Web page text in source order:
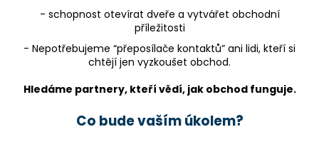
- schopnost otevírat dveře a vytvářet obchodní
příležitosti
- Nepotřebujeme “přeposílače kontaktů” ani lidi, kteří si
chtějí jen vyzkoušet obchod.
Hledáme partnery, kteří vědí, jak obchod funguje.
Co bude vaším úkolem?